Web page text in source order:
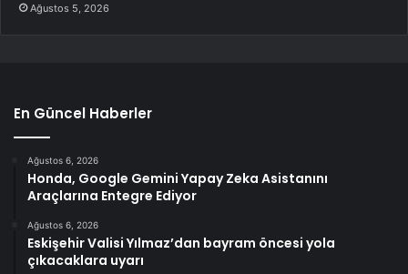
Ağustos 5, 2026
En Güncel Haberler
Ağustos 6, 2026
Honda, Google Gemini Yapay Zeka Asistanını
Araçlarına Entegre Ediyor
Ağustos 6, 2026
Eskişehir Valisi Yılmaz’dan bayram öncesi yola
çıkacaklara uyarı